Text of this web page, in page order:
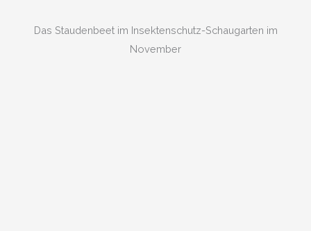
Das Staudenbeet im Insektenschutz-Schaugarten im
November